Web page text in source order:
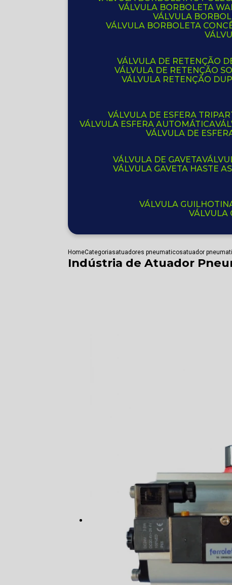
VÁLVULA BORBOLETA
VÁLVULA
VÁLVULA BORBOLETA
VÁLVULA DE RETENÇÃO
VÁLVULA DE RETENÇÃO
VÁLVULA RETENÇÃO
VÁLVULA DE ESFERA
VÁLVULA ESFERA AUTOMÁTICA
VÁLVULA DE
VÁLVULA DE GAVETA
VÁLVULA GAVETA HASTE
VÁLVULA
HomeCategoriasatuadores pneumaticosatuador
Indústria de Atuador